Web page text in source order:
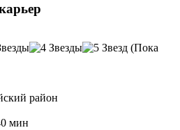
(Пока
район
мин